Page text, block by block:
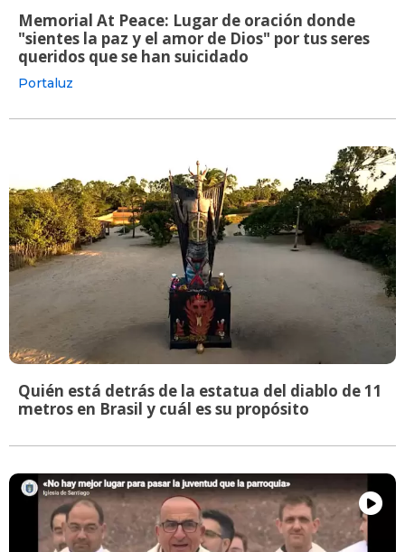
Memorial At Peace: Lugar de oración donde
"sientes la paz y el amor de Dios" por tus seres
queridos que se han suicidado
Portaluz
Quién está detrás de la estatua del diablo de 11
metros en Brasil y cuál es su propósito